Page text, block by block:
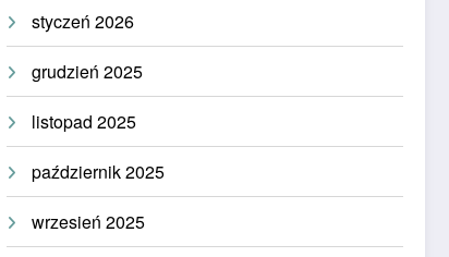
styczeń 2026
grudzień 2025
listopad 2025
październik 2025
wrzesień 2025